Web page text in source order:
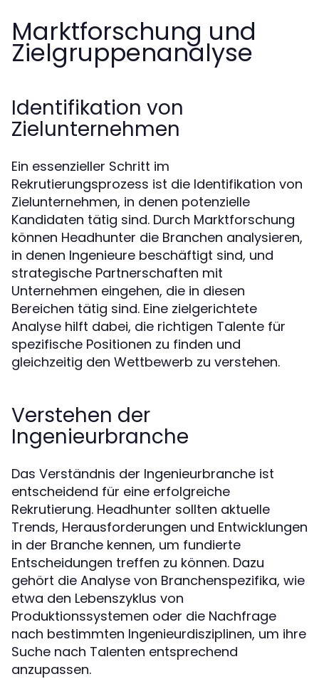
Marktforschung und
Zielgruppenanalyse
Identifikation von
Zielunternehmen
Ein essenzieller Schritt im
Rekrutierungsprozess ist die Identifikation von
Zielunternehmen, in denen potenzielle
Kandidaten tätig sind. Durch Marktforschung
können Headhunter die Branchen analysieren,
in denen Ingenieure beschäftigt sind, und
strategische Partnerschaften mit
Unternehmen eingehen, die in diesen
Bereichen tätig sind. Eine zielgerichtete
Analyse hilft dabei, die richtigen Talente für
spezifische Positionen zu finden und
gleichzeitig den Wettbewerb zu verstehen.
Verstehen der
Ingenieurbranche
Das Verständnis der Ingenieurbranche ist
entscheidend für eine erfolgreiche
Rekrutierung. Headhunter sollten aktuelle
Trends, Herausforderungen und Entwicklungen
in der Branche kennen, um fundierte
Entscheidungen treffen zu können. Dazu
gehört die Analyse von Branchenspezifika, wie
etwa den Lebenszyklus von
Produktionssystemen oder die Nachfrage
nach bestimmten Ingenieurdisziplinen, um ihre
Suche nach Talenten entsprechend
anzupassen.